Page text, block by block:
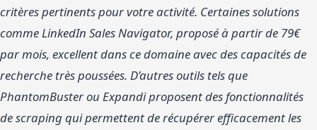
critères pertinents pour votre activité. Certaines solutions
comme LinkedIn Sales Navigator, proposé à partir de 79€
par mois, excellent dans ce domaine avec des capacités de
recherche très poussées. D’autres outils tels que
PhantomBuster ou Expandi proposent des fonctionnalités
de scraping qui permettent de récupérer efficacement les